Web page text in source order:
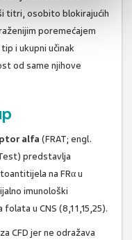
titri, osobito blokirajućih
poremećajem
i ukupni učinak
od same njihove
alfa (FRAT; engl.
predstavlja
na FRα u
imunološki
u CNS (8,11,15,25).
CFD jer ne odražava